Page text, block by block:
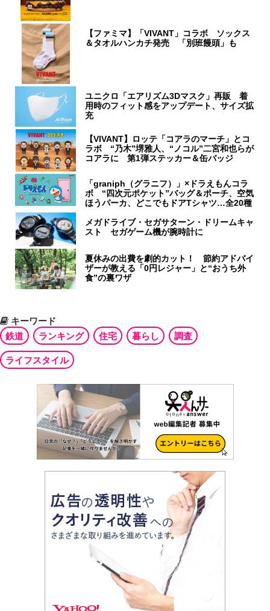
【ファミマ】「VIVANT」コラボ ソックス
＆タオルハンカチ発売 「別班饅頭」も
ユニクロ「エアリズム3Dマスク」再販 着
用時のフィット感をアップデート、サイズ拡
充
【VIVANT】ロッテ「コアラのマーチ」とコ
ラボ “乃木”堺雅人、“ノコル”二宮和也らが
コアラに 第1弾ステッカー＆缶バッジ
「graniph（グラニフ）」×ドラえもんコラ
ボ “四次元ポケット”バッグ＆ポーチ、空気
ほうパーカ、どこでもドアTシャツ…全20種
メガドライブ・セガサターン・ドリームキャ
スト セガゲーム機が腕時計に
夏休みの出費を劇的カット！ 節約アドバイ
ザーが教える「0円レジャー」と“おうち外
食”の裏ワザ
キーワード
鉄道
ランキング 住宅 暮らし 調査
ライフスタイル